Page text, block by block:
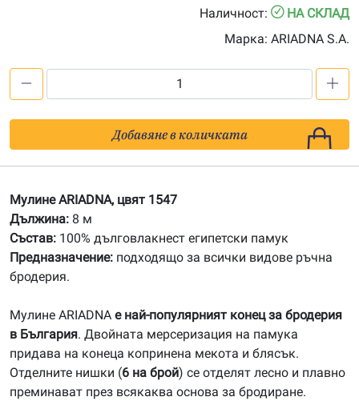
Наличност:
НА СКЛАД
Марка: ARIADNA S.A.
Мулине
АRIADNA
Добавяне в количката
Мулине ARIADNA, цвят 1547
Дължина: 8 м
Състав: 100% дълговлакнест египетски памук
Предназначение: подходящо за всички видове ръчна
бродерия.
Мулине ARIADNA е най-популярният конец за бродерия
в България. Двойната мерсеризация на памука
придава на конеца копринена мекота и блясък.
Отделните нишки (6 на брой) се отделят лесно и плавно
преминават през всякаква основа за бродиране.